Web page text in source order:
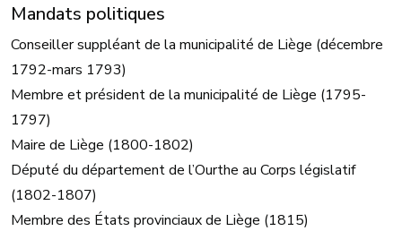
Mandats politiques
Conseiller suppléant de la municipalité de Liège (décembre
1792-mars 1793)
Membre et président de la municipalité de Liège (1795-
1797)
Maire de Liège (1800-1802)
Député du département de l’Ourthe au Corps législatif
(1802-1807)
Membre des États provinciaux de Liège (1815)